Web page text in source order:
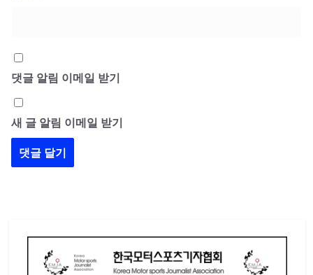
댓글 알림 이메일 받기
새 글 알림 이메일 받기